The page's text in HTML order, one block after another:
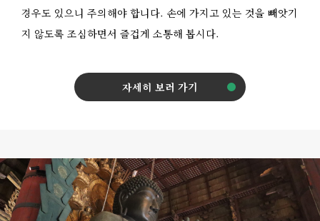
경우도 있으니 주의해야 합니다. 손에 가지고 있는 것을 빼앗기
지 않도록 조심하면서 즐겁게 소통해 봅시다.
자세히 보러 가기